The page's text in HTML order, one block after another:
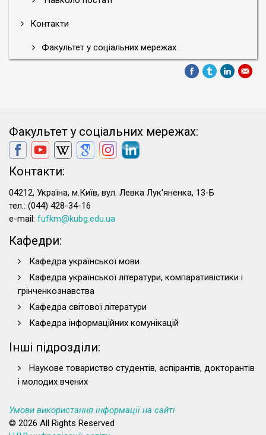
Контакти
Факультет у соціальних мережах
Факультет у соціальних мережах:
Контакти:
04212, Україна, м.Київ, вул. Левка Лук'яненка, 13-Б
тел.: (044) 428-34-16
e-mail: fufkm@kubg.edu.ua
Кафедри:
Кафедра української мови
Кафедра української літератури, компаративістики і
грінченкознавства
Кафедра світової літератури
Кафедра інформаційних комунікацій
Інші підрозділи:
Наукове товариство студентів, аспірантів, докторантів
і молодих вчених
Умови використання інформації на сайті
© 2026 All Rights Reserved